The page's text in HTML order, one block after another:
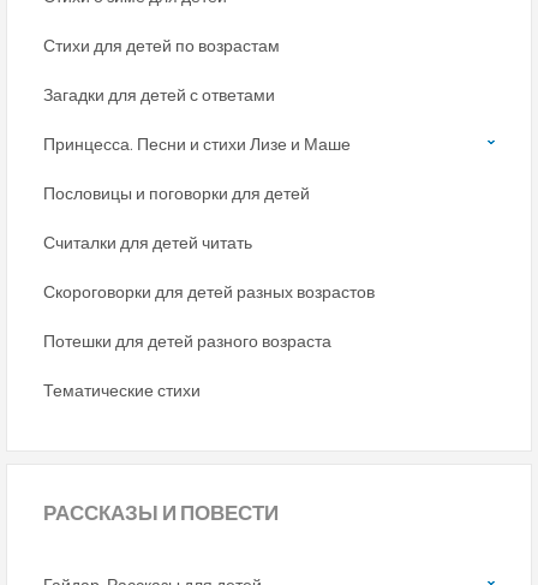
Стихи для детей по возрастам
Загадки для детей с ответами
Принцесса. Песни и стихи Лизе и Маше
Пословицы и поговорки для детей
Считалки для детей читать
Скороговорки для детей разных возрастов
Потешки для детей разного возраста
Тематические стихи
РАССКАЗЫ И ПОВЕСТИ